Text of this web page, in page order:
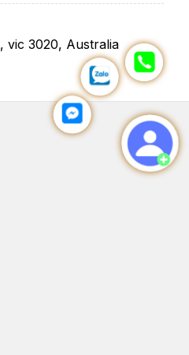
vic 3020, Australia